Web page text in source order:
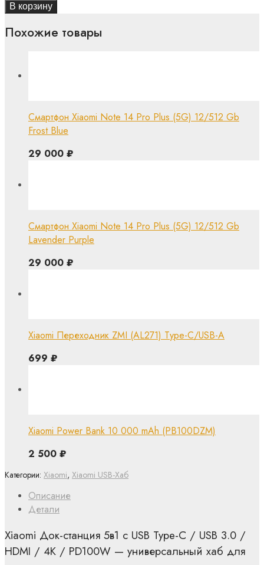
В корзину
Описание
Детали
Xiaomi Док-станция 5в1 с USB Type-C / USB 3.0 /
HDMI / 4K / PD100W — универсальный хаб для
Категории: Xiaomi, Xiaomi USB-Хаб
Похожие товары
Смартфон Xiaomi Note 14 Pro Plus (5G) 12/512 Gb
Frost Blue
29 000 ₽
Смартфон Xiaomi Note 14 Pro Plus (5G) 12/512 Gb
Lavender Purple
29 000 ₽
Xiaomi Переходник ZMI (AL271) Type-C/USB-A
699 ₽
Xiaomi Power Bank 10 000 mAh (PB100DZM)
2 500 ₽